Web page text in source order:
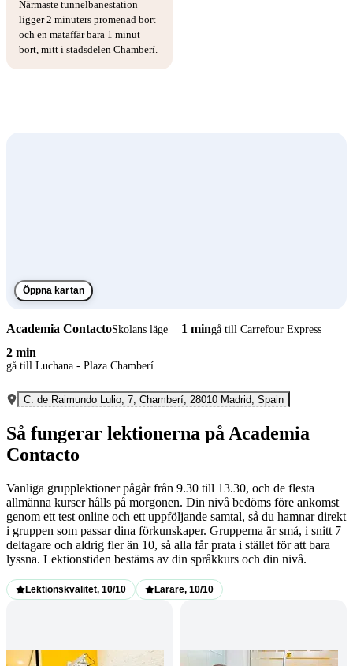
Närmaste tunnelbanestation
ligger 2 minuters promenad bort
och en mataffär bara 1 minut
bort, mitt i stadsdelen Chamberí.
Öppna kartan
Academia ContactoSkolans läge 1 mingå till Carrefour Express
2 min
gå till Luchana - Plaza Chamberí
C. de Raimundo Lulio, 7, Chamberí, 28010 Madrid, Spain
Så fungerar lektionerna på Academia
Contacto
Vanliga grupplektioner pågår från 9.30 till 13.30, och de flesta
allmänna kurser hålls på morgonen. Din nivå bedöms före ankomst
genom ett test online och ett uppföljande samtal, så du hamnar direkt
i gruppen som passar dina förkunskaper. Grupperna är små, i snitt 7
deltagare och aldrig fler än 10, så alla får prata i stället för att bara
lyssna. Lektionstiden bestäms av din språkkurs och din nivå.
Lektionskvalitet, 10/10 Lärare, 10/10